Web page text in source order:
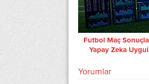
Futbol Maç
Yapay Zeka
Yorumlar